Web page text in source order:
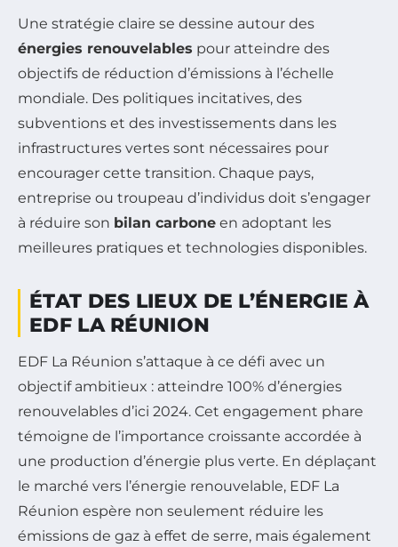
Une stratégie claire se dessine autour des
énergies renouvelables pour atteindre des
objectifs de réduction d’émissions à l’échelle
mondiale. Des politiques incitatives, des
subventions et des investissements dans les
infrastructures vertes sont nécessaires pour
encourager cette transition. Chaque pays,
entreprise ou troupeau d’individus doit s’engager
à réduire son bilan carbone en adoptant les
meilleures pratiques et technologies disponibles.
ÉTAT DES LIEUX DE L’ÉNERGIE À
EDF LA RÉUNION
EDF La Réunion s’attaque à ce défi avec un
objectif ambitieux : atteindre 100% d’énergies
renouvelables d’ici 2024. Cet engagement phare
témoigne de l’importance croissante accordée à
une production d’énergie plus verte. En déplaçant
le marché vers l’énergie renouvelable, EDF La
Réunion espère non seulement réduire les
émissions de gaz à effet de serre, mais également